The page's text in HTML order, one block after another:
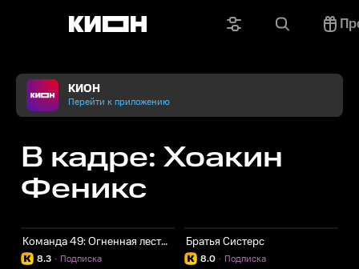
КИОН
Перейти к приложению
В кадре: Хоакин
Феникс
Команда 49: Огненная лестница
8.3 Подписка
·
Братья Систерс
8.0 Подписка
·